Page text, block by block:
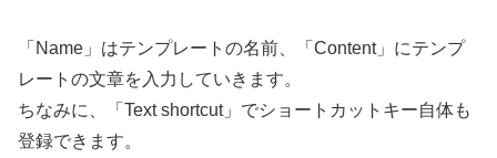
「Name」はテンプレートの名前、「Content」にテンプ
レートの文章を入力していきます。
ちなみに、「Text shortcut」でショートカットキー自体も
登録できます。